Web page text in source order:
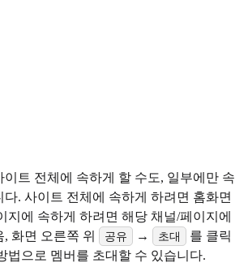
이트 전체에 속하게 할 수도, 일부에만 속
. 사이트 전체에 속하게 하려면 홈화면
지에 속하게 하려면 해당 채널/페이지에
화면 오른쪽 위
공유 → 초대
를 클릭
법으로 멤버를 초대할 수 있습니다.